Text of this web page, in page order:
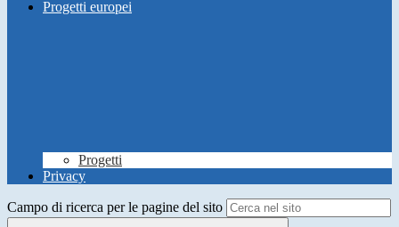
Progetti europei
Progetti
Privacy
Campo di ricerca per le pagine del sito